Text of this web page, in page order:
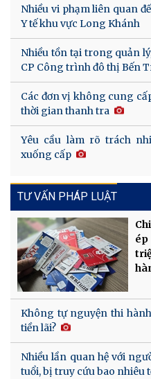
Nhiều vi phạm liên quan
Y tế khu vực Long Khánh
Nhiều tồn tại trong quản
CP Công trình đô thị Bến
Các đơn vị không cung
thời gian thanh tra
Yêu cầu làm rõ trách
xuống cấp
TƯ VẤN PHÁP LUẬT
Không tự nguyện thi
tiền lãi?
Nhiều lần quan hệ với
tuổi, bị truy cứu bao nhiêu